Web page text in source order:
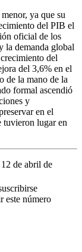
ya que su
del PIB el
oficial de los
la demanda global
del
del 3,6% en el
de la mano de la
formal ascendió
y
en el
tuvieron lugar en
de abril de
este número